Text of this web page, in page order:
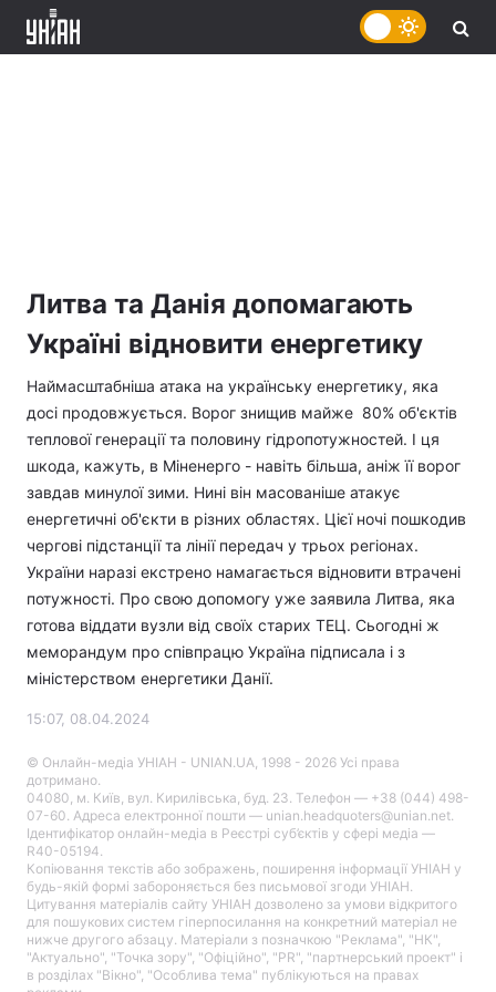
Литва та Данія допомагають
Україні відновити енергетику
Наймасштабніша атака на українську енергетику, яка
досі продовжується. Ворог знищив майже 80% об'єктів
теплової генерації та половину гідропотужностей. І ця
шкода, кажуть, в Міненерго - навіть більша, аніж її ворог
завдав минулої зими. Нині він масованіше атакує
енергетичні об'єкти в різних областях. Цієї ночі пошкодив
чергові підстанції та лінії передач у трьох регіонах.
України наразі екстрено намагається відновити втрачені
потужності. Про свою допомогу уже заявила Литва, яка
готова віддати вузли від своїх старих ТЕЦ. Сьогодні ж
меморандум про співпрацю Україна підписала і з
міністерством енергетики Данії.
15:07, 08.04.2024
© Онлайн-медіа УНІАН - UNIAN.UA, 1998 - 2026 Усі права
дотримано.
04080, м. Київ, вул. Кирилівська, буд. 23. Телефон — +38 (044) 498-
07-60. Адреса електронної пошти — unian.headquoters@unian.net.
Ідентифікатор онлайн-медіа в Реєстрі суб’єктів у сфері медіа —
R40-05194.
Копіювання текстів або зображень, поширення інформації УНІАН у
будь-якій формі забороняється без письмової згоди УНІАН.
Цитування матеріалів сайту УНІАН дозволено за умови відкритого
для пошукових систем гіперпосилання на конкретний матеріал не
нижче другого абзацу. Матеріали з позначкою "Реклама", "НК",
"Актуально", "Точка зору", "Офіційно", "PR", "партнерський проект" і
в розділах "Вікно", "Особлива тема" публікуються на правах